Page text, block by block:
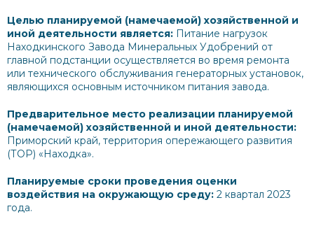
Целью планируемой (намечаемой) хозяйственной и
иной деятельности является: Питание нагрузок
Находкинского Завода Минеральных Удобрений от
главной подстанции осуществляется во время ремонта
или технического обслуживания генераторных установок,
являющихся основным источником питания завода.
Предварительное место реализации планируемой
(намечаемой) хозяйственной и иной деятельности:
Приморский край, территория опережающего развития
(ТОР) «Находка».
Планируемые сроки проведения оценки
воздействия на окружающую среду: 2 квартал 2023
года.